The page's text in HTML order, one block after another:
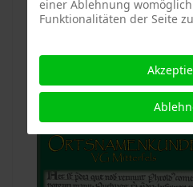
einer Ablehnung
Funktionalitäten der Seite